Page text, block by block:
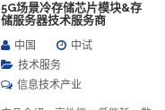
5G场景冷存储芯片模块&存
储服务器技术服务商
中国
中试
技术服务
信息技术产业